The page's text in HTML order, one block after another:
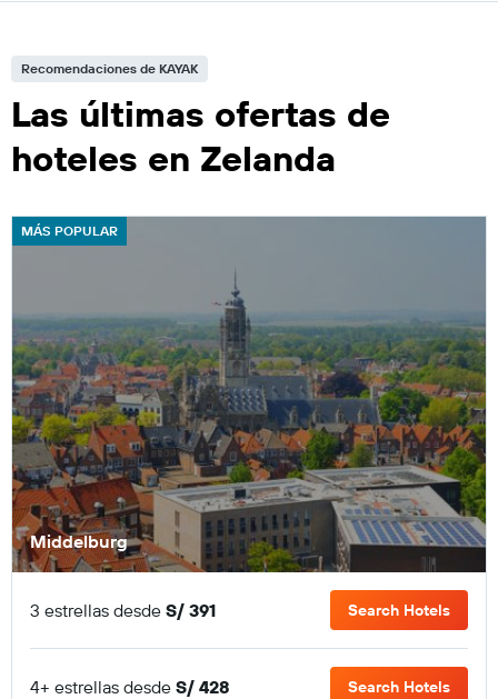
Recomendaciones de KAYAK
Las últimas ofertas de
hoteles en Zelanda
MÁS POPULAR
Middelburg
3 estrellas desde S/ 391 Search Hotels
4+ estrellas desde S/ 428 Search Hotels